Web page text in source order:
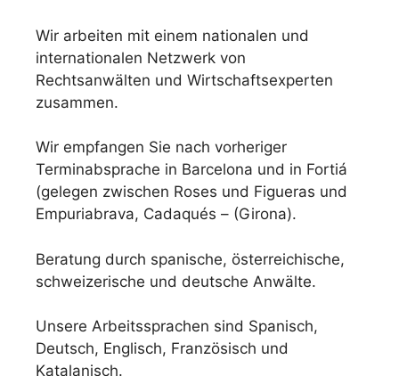
Wir arbeiten mit einem nationalen und
internationalen Netzwerk von
Rechtsanwälten und Wirtschaftsexperten
zusammen.
Wir empfangen Sie nach vorheriger
Terminabsprache in Barcelona und in Fortiá
(gelegen zwischen Roses und Figueras und
Empuriabrava, Cadaqués – (Girona).
Beratung durch spanische, österreichische,
schweizerische und deutsche Anwälte.
Unsere Arbeitssprachen sind Spanisch,
Deutsch, Englisch, Französisch und
Katalanisch.